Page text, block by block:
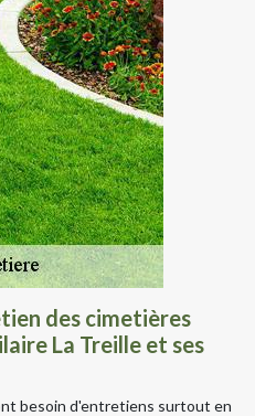
des cimetières
La Treille et ses
besoin d'entretiens surtout en